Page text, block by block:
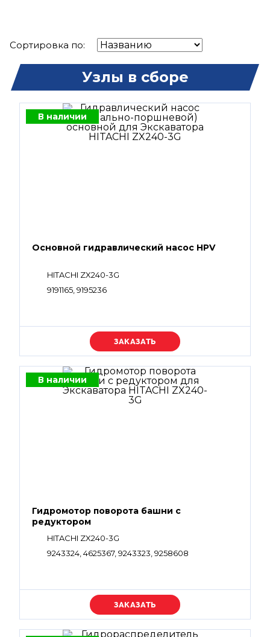
Сортировка по:
Узлы в сборе
В наличии
Основной гидравлический насос HPV
HITACHI ZX240-3G
9191165, 9195236
Уточняйте цену
В наличии
Гидромотор поворота башни с
редуктором
HITACHI ZX240-3G
9243324, 4625367, 9243323, 9258608
Уточняйте цену